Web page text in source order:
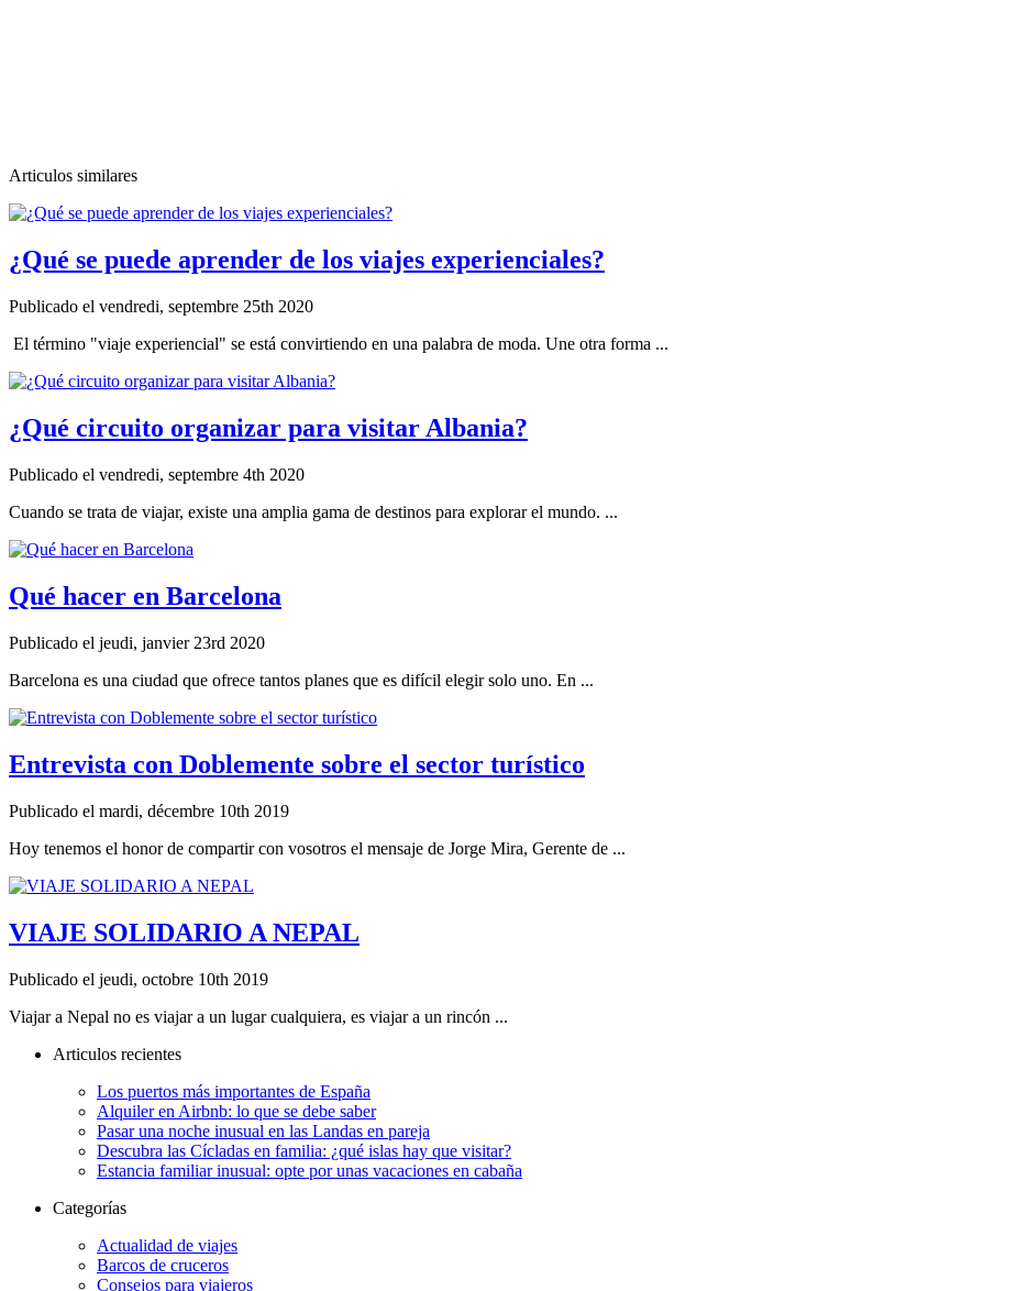
Articulos similares
¿Qué se puede aprender de los viajes experienciales?
Publicado el vendredi, septembre 25th 2020
El término "viaje experiencial" se está convirtiendo en una palabra de moda. Une otra forma ...
¿Qué circuito organizar para visitar Albania?
Publicado el vendredi, septembre 4th 2020
Cuando se trata de viajar, existe una amplia gama de destinos para explorar el mundo. ...
Qué hacer en Barcelona
Publicado el jeudi, janvier 23rd 2020
Barcelona es una ciudad que ofrece tantos planes que es difícil elegir solo uno. En ...
Entrevista con Doblemente sobre el sector turístico
Publicado el mardi, décembre 10th 2019
Hoy tenemos el honor de compartir con vosotros el mensaje de Jorge Mira, Gerente de ...
VIAJE SOLIDARIO A NEPAL
Publicado el jeudi, octobre 10th 2019
Viajar a Nepal no es viajar a un lugar cualquiera, es viajar a un rincón ...
Articulos recientes
Los puertos más importantes de España
Alquiler en Airbnb: lo que se debe saber
Pasar una noche inusual en las Landas en pareja
Descubra las Cícladas en familia: ¿qué islas hay que visitar?
Estancia familiar inusual: opte por unas vacaciones en cabaña
Categorías
Actualidad de viajes
Barcos de cruceros
Consejos para viajeros